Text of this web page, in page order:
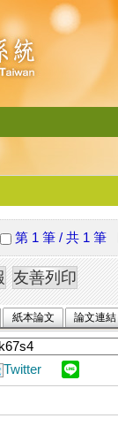
第 1 筆 / 共 1 筆
紙本論文 論文連結
Twitter